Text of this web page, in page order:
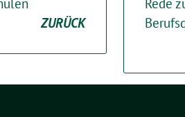
ZURÜCK
Rede